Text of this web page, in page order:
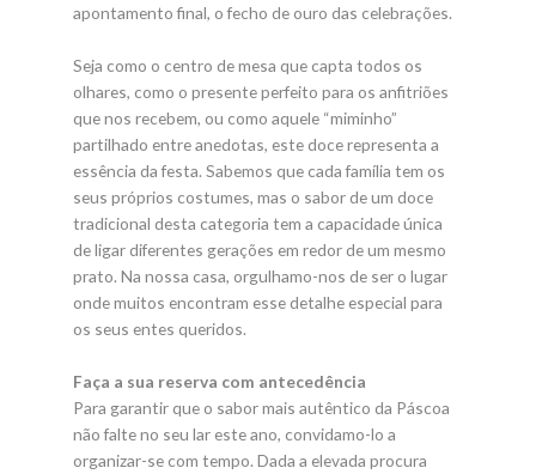
apontamento final, o fecho de ouro das celebrações.
Seja como o centro de mesa que capta todos os
olhares, como o presente perfeito para os anfitriões
que nos recebem, ou como aquele “miminho”
partilhado entre anedotas, este doce representa a
essência da festa. Sabemos que cada família tem os
seus próprios costumes, mas o sabor de um doce
tradicional desta categoria tem a capacidade única
de ligar diferentes gerações em redor de um mesmo
prato. Na nossa casa, orgulhamo-nos de ser o lugar
onde muitos encontram esse detalhe especial para
os seus entes queridos.
Faça a sua reserva com antecedência
Para garantir que o sabor mais autêntico da Páscoa
não falte no seu lar este ano, convidamo-lo a
organizar-se com tempo. Dada a elevada procura